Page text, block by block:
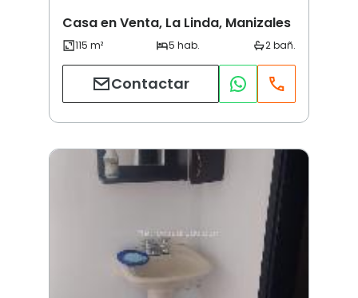
Casa en Venta, La Linda, Manizales
Contactar